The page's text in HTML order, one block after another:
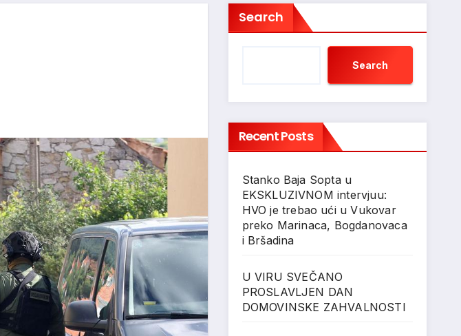
Search
Search
Recent Posts
Stanko Baja Sopta u
EKSKLUZIVNOM intervjuu:
HVO je trebao ući u Vukovar
preko Marinaca, Bogdanovaca
i Bršadina
U VIRU SVEČANO
PROSLAVLJEN DAN
DOMOVINSKE ZAHVALNOSTI